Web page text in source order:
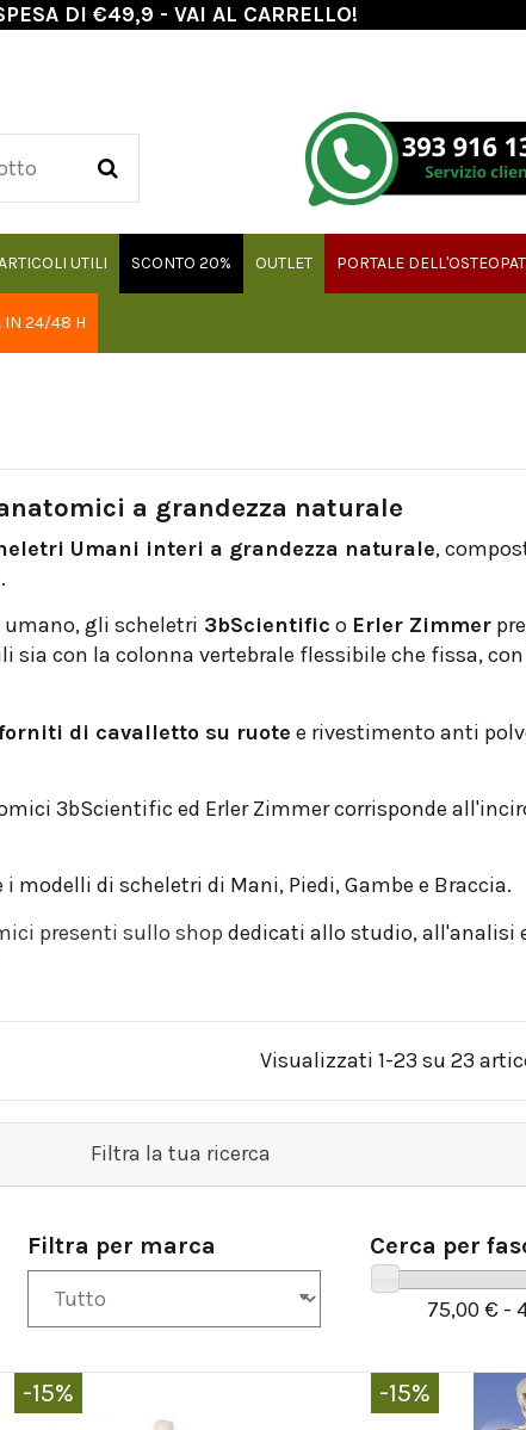
DI €49,9 - VAI AL CARRELLO!
UTILI SCONTO 20% OUTLET PORTALE
IN 24/48 H
a grandezza naturale
Umani interi a grandezza naturale,
gli scheletri 3bScientific o Erler Zimmer
con la colonna vertebrale flessibile che fissa,
di cavalletto su ruote e rivestimento anti
3bScientific ed Erler Zimmer corrisponde
modelli di scheletri di Mani, Piedi, Gambe e Braccia.
presenti sullo shop dedicati allo studio, all'analisi
Visualizzati 1-23 su 23
Filtra la tua ricerca
Filtra per marca Cerca per
75,00 € -
-15% -15%